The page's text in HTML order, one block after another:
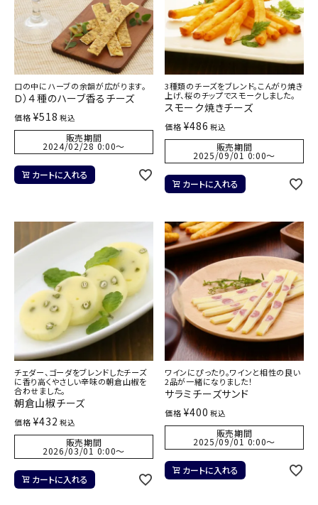
口の中にハーブの余韻が広がります。
Ｄ）４種のハーブ香るチーズ
価格 ¥518 税込
販売期間
2024/02/28 0:00〜
カートに入れる
3種類のチーズをブレンド。こんがり焼き
上げ、桜のチップでスモークしました。
スモーク焼きチーズ
価格 ¥486 税込
販売期間
2025/09/01 0:00〜
カートに入れる
チェダー、ゴーダをブレンドしたチーズ
に香り高くやさしい辛味の朝倉山椒を
合わせました。
朝倉山椒チーズ
価格 ¥432 税込
販売期間
2026/03/01 0:00〜
カートに入れる
ワインにぴったり。ワインと相性の良い
2品が一緒になりました！
サラミチーズサンド
価格 ¥400 税込
販売期間
2025/09/01 0:00〜
カートに入れる